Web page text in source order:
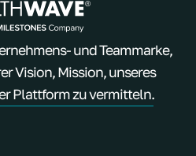
und Teammarke,
Vision, Mission, unseres
Plattform zu vermitteln.